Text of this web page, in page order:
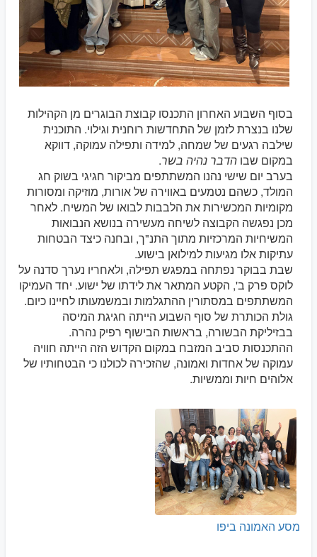
בסוף השבוע האחרון התכנסו קבוצת הבוגרים מן הקהילות
שלנו בנצרת לזמן של התחדשות רוחנית וגילוי. התוכנית
שילבה רגעים של שמחה, למידה ותפילה עמוקה, דווקא
במקום שבו הדבר נהיה בשר.
בערב יום שישי נהנו המשתתפים מביקור חגיגי בשוק חג
המולד, כשהם נטמעים באווירה של אורות, מוזיקה ומסורות
מקומיות המכשירות את הלבבות לבואו של המשיח. לאחר
מכן נפגשה הקבוצה לשיחה מעשירה בנושא הנבואות
המשיחיות המרכזיות מתוך התנ"ך, ובחנה כיצד הבטחות
עתיקות אלו מגיעות למילואן בישוע.
שבת בבוקר נפתחה במפגש תפילה, ולאחריו נערך סדנה על
לוקס פרק ב', הקטע המתאר את לידתו של ישוע. יחד העמיקו
המשתתפים במסתורין ההתגלמות ובמשמעותו לחיינו כיום.
גולת הכותרת של סוף השבוע הייתה חגיגת המיסה
בבזיליקת הבשורה, בראשות הבישוף רפיק נהרה.
ההתכנסות סביב המזבח במקום הקדוש הזה הייתה חוויה
עמוקה של אחדות ואמונה, שהזכירה לכולנו כי הבטחותיו של
אלוהים חיות וממשיות.
מסע האמונה ביפו